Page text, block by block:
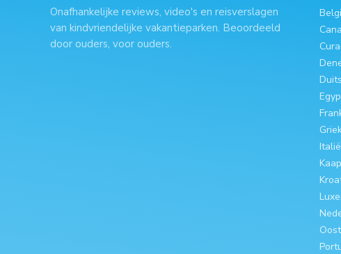
Onafhankelijke reviews, video's en reisverslagen
van kindvriendelijke vakantieparken. Beoordeeld
door ouders, voor ouders.
Italië